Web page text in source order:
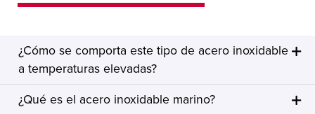
¿Cómo se comporta este tipo de acero inoxidable
a temperaturas elevadas?
¿Qué es el acero inoxidable marino?